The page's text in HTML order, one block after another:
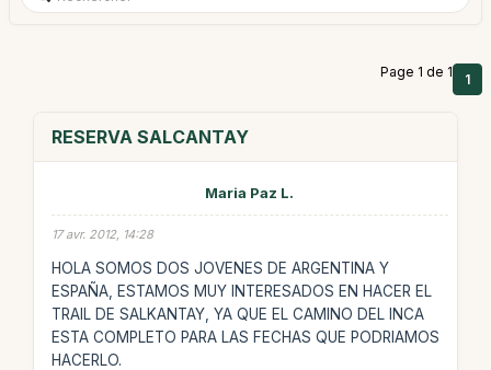
Page 1 de 1 1
RESERVA SALCANTAY
Maria Paz L.
17 avr. 2012, 14:28
HOLA SOMOS DOS JOVENES DE ARGENTINA Y
ESPAÑA, ESTAMOS MUY INTERESADOS EN HACER EL
TRAIL DE SALKANTAY, YA QUE EL CAMINO DEL INCA
ESTA COMPLETO PARA LAS FECHAS QUE PODRIAMOS
HACERLO.